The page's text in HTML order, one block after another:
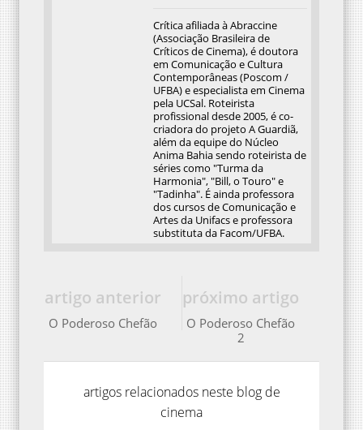
Crítica afiliada à Abraccine
(Associação Brasileira de
Críticos de Cinema), é doutora
em Comunicação e Cultura
Contemporâneas (Poscom /
UFBA) e especialista em Cinema
pela UCSal. Roteirista
profissional desde 2005, é co-
criadora do projeto A Guardiã,
além da equipe do Núcleo
Anima Bahia sendo roteirista de
séries como "Turma da
Harmonia", "Bill, o Touro" e
"Tadinha". É ainda professora
dos cursos de Comunicação e
Artes da Unifacs e professora
substituta da Facom/UFBA.
próximo artigo
O Poderoso Chefão
2
artigo anterior
O Poderoso Chefão
artigos relacionados neste blog de
cinema